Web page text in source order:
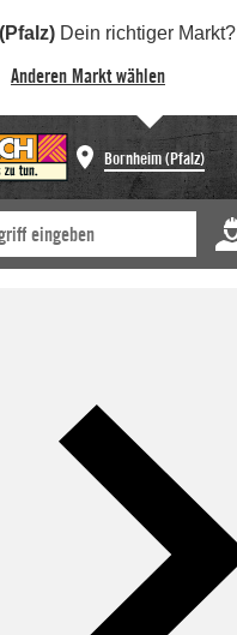
Dein richtiger Markt?
Anderen Markt wählen
Bornheim (Pfalz)